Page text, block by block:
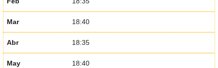
Mar 18:40
Abr 18:35
May 18:40